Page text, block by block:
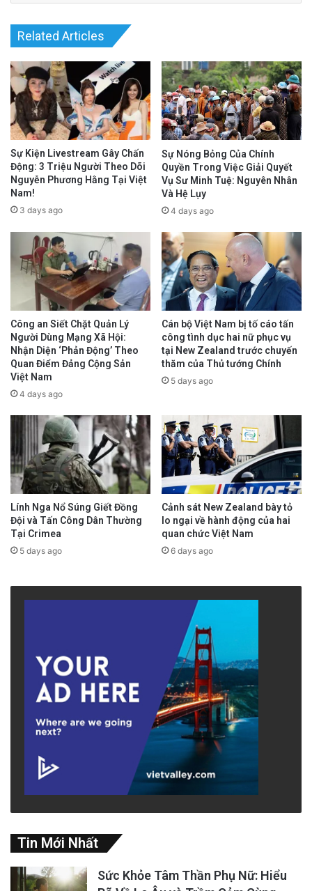
Related Articles
Sự Kiện Livestream Gây Chấn
Động: 3 Triệu Người Theo Dõi
Nguyễn Phương Hằng Tại Việt
Nam!
3 days ago
Sự Nóng Bỏng Của Chính
Quyền Trong Việc Giải Quyết
Vụ Sư Minh Tuệ: Nguyên Nhân
Và Hệ Lụy
4 days ago
Công an Siết Chặt Quản Lý
Người Dùng Mạng Xã Hội:
Nhận Diện ‘Phản Động’ Theo
Quan Điểm Đảng Cộng Sản
Việt Nam
4 days ago
Cán bộ Việt Nam bị tố cáo tấn
công tình dục hai nữ phục vụ
tại New Zealand trước chuyến
thăm của Thủ tướng Chính
5 days ago
Lính Nga Nổ Súng Giết Đồng
Đội và Tấn Công Dân Thường
Tại Crimea
5 days ago
Cảnh sát New Zealand bày tỏ
lo ngại về hành động của hai
quan chức Việt Nam
6 days ago
Tin Mới Nhất
Sức Khỏe Tâm Thần Phụ Nữ: Hiểu